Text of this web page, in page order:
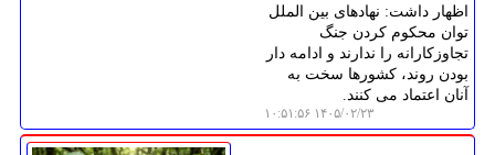
اظهار داشت: نهادهای بین الملل
توان محکوم کردن جنگ
تجاوزکارانه را ندارند و ادامه دار
بودن روند، کشورها سخت به
آنان اعتماد می کنند.
۱۴۰۵/۰۲/۲۳ ۱۰:۵۱:۵۶